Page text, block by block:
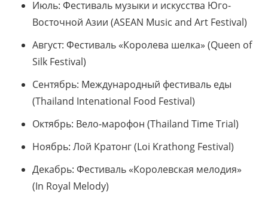
Июль: Фестиваль музыки и искусства Юго-
Восточной Азии (ASEAN Music and Art Festival)
Август: Фестиваль «Королева шелка» (Queen of
Silk Festival)
Сентябрь: Международный фестиваль еды
(Thailand Intenational Food Festival)
Октябрь: Вело-марофон (Thailand Time Trial)
Ноябрь: Лой Кратонг (Loi Krathong Festival)
Декабрь: Фестиваль «Королевская мелодия»
(In Royal Melody)